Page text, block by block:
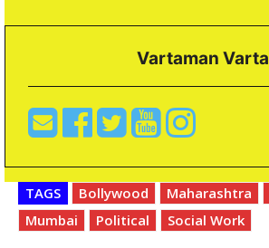
Vartaman Varta
TAGS Bollywood Maharashtra
Mumbai
Political Social Work